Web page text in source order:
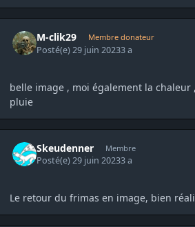
M-clik29 Membre donateur
Posté(e)29 juin 20233 a
belle image , moi également la
pluie
Skeudenner Membre
Posté(e)29 juin 20233 a
Le retour du frimas en image, bien